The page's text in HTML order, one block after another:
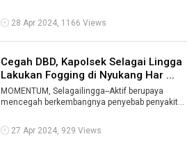
28 Apr 2024, 1166 Views
Cegah DBD, Kapolsek Selagai Lingga
Lakukan Fogging di Nyukang Har ...
MOMENTUM, Selagailingga--Aktif berupaya
mencegah berkembangnya penyebab penyakit
Selagai ...
27 Apr 2024, 929 Views